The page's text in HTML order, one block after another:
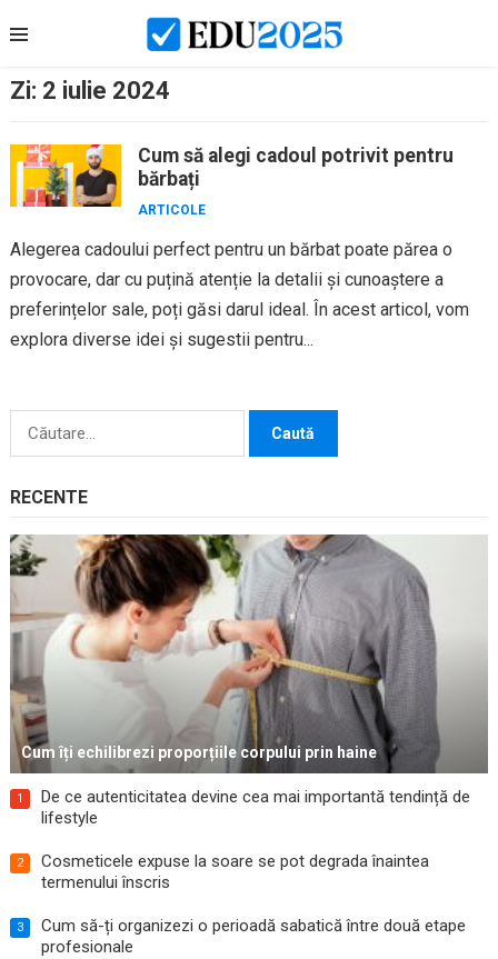
to
Zi: 2 iulie 2024
Cum să alegi cadoul potrivit pentru
bărbați
ARTICOLE
Alegerea cadoului perfect pentru un bărbat poate părea o
provocare, dar cu puțină atenție la detalii și cunoaștere a
preferințelor sale, poți găsi darul ideal. În acest articol, vom
explora diverse idei și sugestii pentru...
Caută
RECENTE
Cum îți echilibrezi proporțiile corpului prin haine
1
De ce autenticitatea devine cea mai importantă tendință de
lifestyle
2
Cosmeticele expuse la soare se pot degrada înaintea
termenului înscris
3
Cum să-ți organizezi o perioadă sabatică între două etape
profesionale